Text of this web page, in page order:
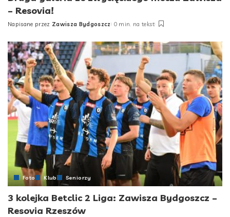
– Resovia!
Posted
Napisane przez Zawisza Bydgoszcz 0 min. na tekst
Foto Klub Seniorzy
3 kolejka Betclic 2 Liga: Zawisza Bydgoszcz –
Resovia Rzeszów